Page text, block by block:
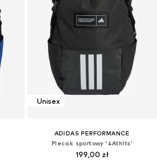
Unisex
ADIDAS PERFORMANCE
Plecak sportowy '4Athlts'
199,00 zł